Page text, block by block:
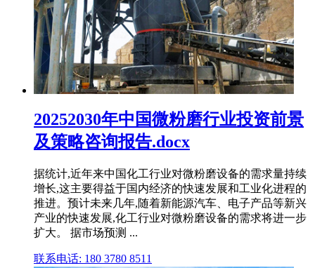
20252030年中国微粉磨行业投资前景
及策略咨询报告.docx
据统计,近年来中国化工行业对微粉磨设备的需求量持续
增长,这主要得益于国内经济的快速发展和工业化进程的
推进。预计未来几年,随着新能源汽车、电子产品等新兴
产业的快速发展,化工行业对微粉磨设备的需求将进一步
扩大。 据市场预测 ...
联系电话: 180 3780 8511